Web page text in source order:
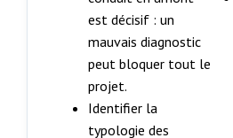
est décisif : un
mauvais diagnostic
peut bloquer tout le
projet.
Identifier la
typologie des